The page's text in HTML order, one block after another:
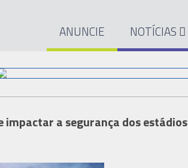
ANUNCIE NOTÍCIAS
impactar a segurança dos estádios